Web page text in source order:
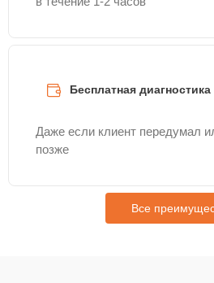
Бесплатная диагностика
Даже если клиент передумал
позже
Все